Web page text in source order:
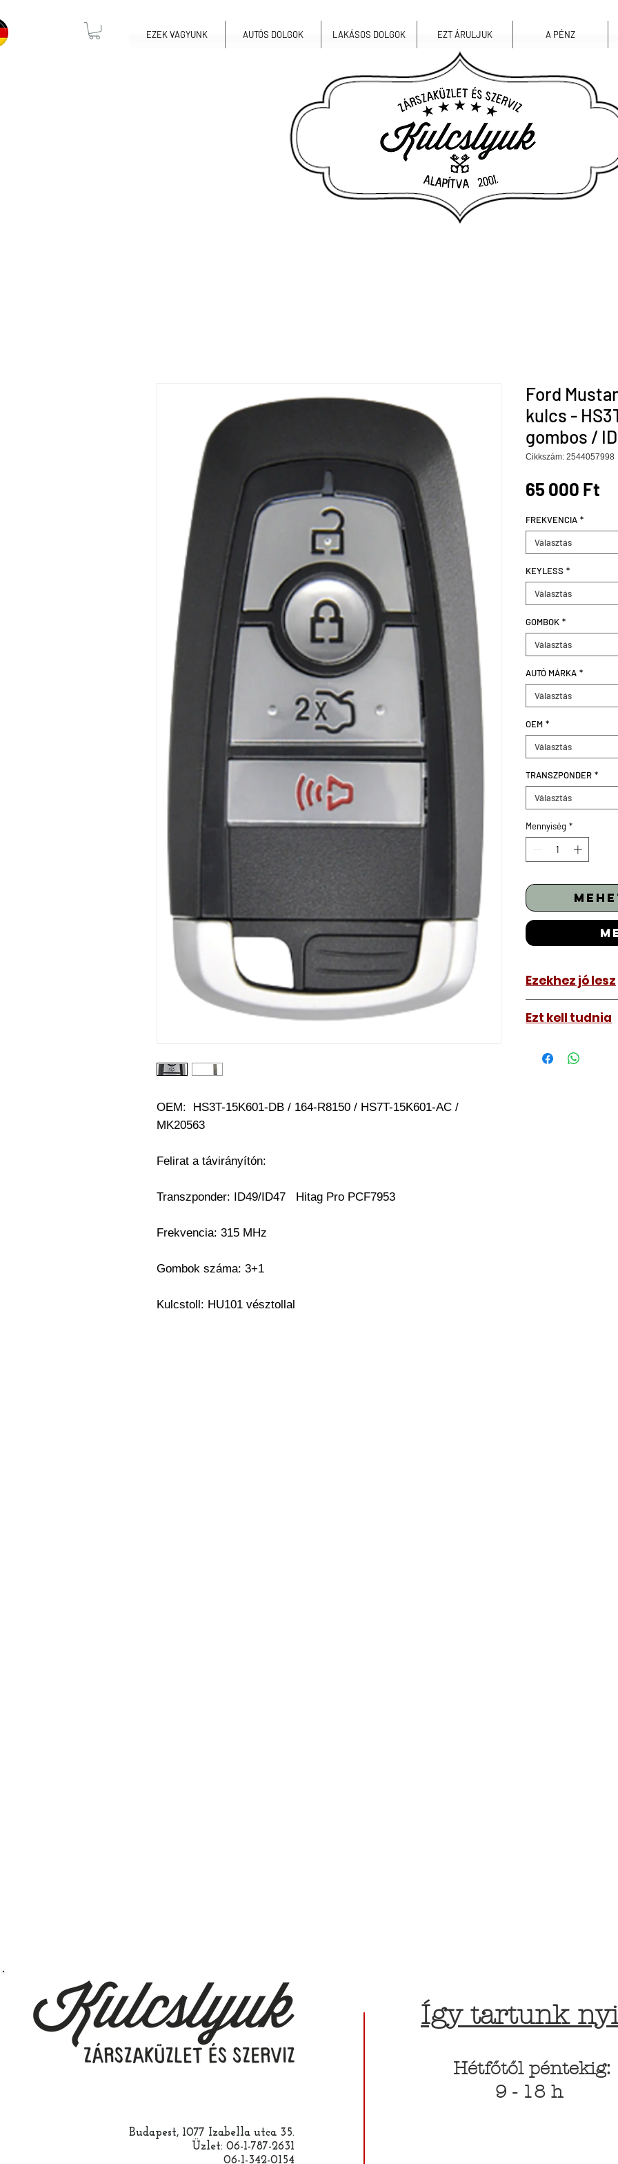
EZEK VAGYUNK AUTÓS DOLGOK LAKÁSOS DOLGOK EZT ÁRULJUK A PÉNZ
OEM: HS3T-15K601-DB / 164-R8150 / HS7T-15K601-AC /
MK20563
Felirat a távirányítón:
Transzponder: ID49/ID47 Hitag Pro PCF7953
Frekvencia: 315 MHz
Gombok száma: 3+1
Kulcstoll: HU101 vésztollal
Ford
kulcs -
gombos /
Cikkszám: 2544057998
65 000 Ft
FREKVENCIA *
Választás
KEYLESS *
Választás
GOMBOK *
Választás
AUTÓ MÁRKA *
Választás
OEM *
Választás
TRANSZPONDER *
Választás
Mennyiség *
Ezekhez jó lesz
Ezt kell tudnia
távirányítós
Budapest, 1077 Izabella utca 35.
Üzlet: 06-1-787-2631
06-1-342-0154
Így tartunk
Hétfőtől péntekig:
9 - 18 h